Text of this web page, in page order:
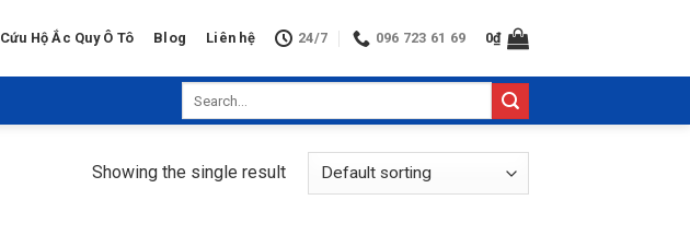
Cứu Hộ Ắc Quy Ô Tô Blog Liên hệ 24/7 096 723 61 69 0₫
Showing the single result